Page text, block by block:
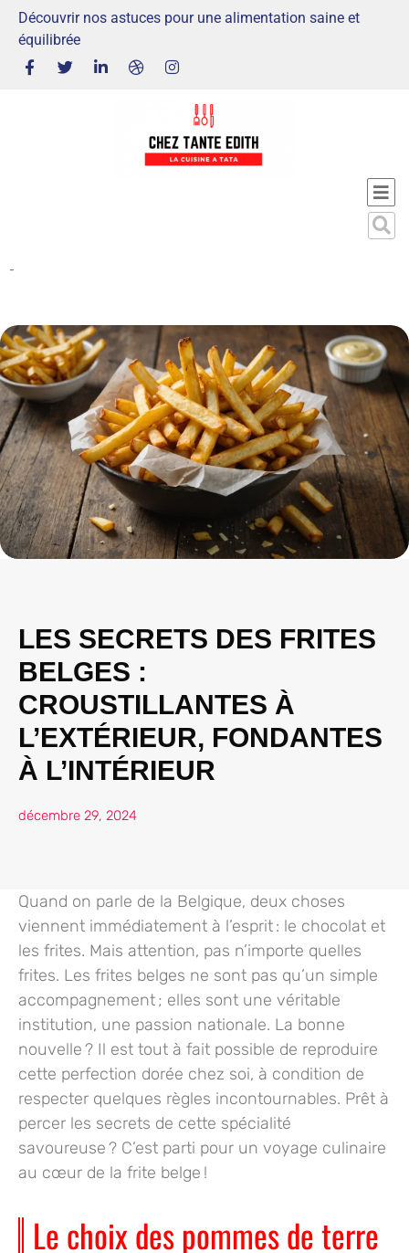
Découvrir nos astuces pour une alimentation saine et
équilibrée
-
LES SECRETS DES FRITES
BELGES :
CROUSTILLANTES À
L’EXTÉRIEUR, FONDANTES
À L’INTÉRIEUR
décembre 29, 2024
Quand on parle de la Belgique, deux choses
viennent immédiatement à l’esprit : le chocolat et
les frites. Mais attention, pas n’importe quelles
frites. Les frites belges ne sont pas qu’un simple
accompagnement ; elles sont une véritable
institution, une passion nationale. La bonne
nouvelle ? Il est tout à fait possible de reproduire
cette perfection dorée chez soi, à condition de
respecter quelques règles incontournables. Prêt à
percer les secrets de cette spécialité
savoureuse ? C’est parti pour un voyage culinaire
au cœur de la frite belge !
Le choix des pommes de terre